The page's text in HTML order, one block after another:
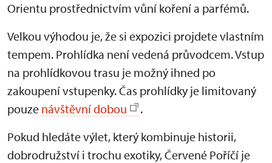
Orientu prostřednictvím vůní koření a parfémů.
Velkou výhodou je, že si expozici projdete vlastním
tempem. Prohlídka není vedená průvodcem. Vstup
na prohlídkovou trasu je možný ihned po
zakoupení vstupenky. Čas prohlídky je limitovaný
pouze návštěvní dobou
.
Pokud hledáte výlet, který kombinuje historii,
dobrodružství i trochu exotiky, Červené Poříčí je